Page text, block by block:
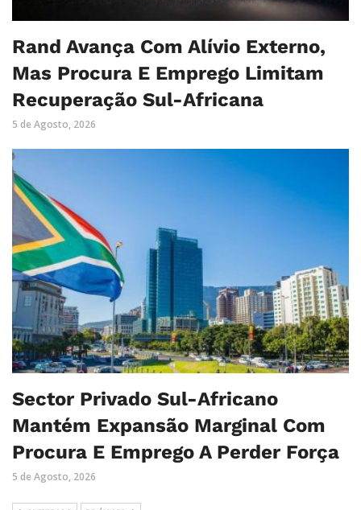
Rand Avança Com Alívio Externo,
Mas Procura E Emprego Limitam
Recuperação Sul-Africana
5 de Agosto, 2026
Sector Privado Sul-Africano
Mantém Expansão Marginal Com
Procura E Emprego A Perder Força
5 de Agosto, 2026